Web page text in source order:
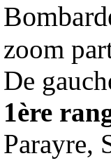
zoom
De
1ère
Parayre,